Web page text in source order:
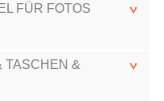
FÜR FOTOS
TASCHEN &